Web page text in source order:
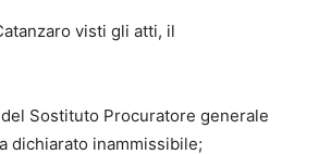
visti gli atti, il
Sostituto Procuratore generale
dichiarato inammissibile;